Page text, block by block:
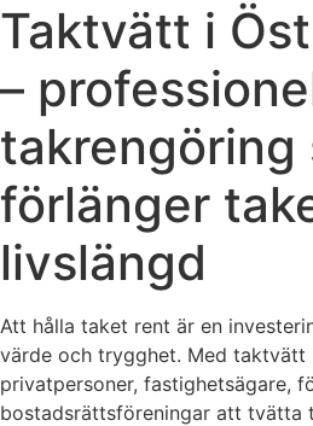
Taktvätt i
–
takrengöring
förlänger
livslängd
Att hålla taket rent är en
värde och trygghet. Med taktvätt
privatpersoner, fastighetsägare,
bostadsrättsföreningar att tvätta